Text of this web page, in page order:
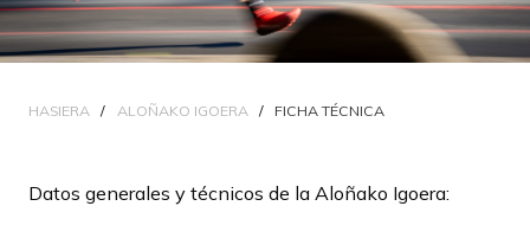
HASIERA ALOÑAKO IGOERA FICHA TÉCNICA
Datos generales y técnicos de la Aloñako Igoera: